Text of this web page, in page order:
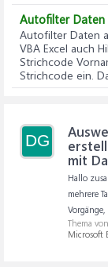
Autofilter Daten
Autofilter Daten
VBA Excel auch
Strichcode
Strichcode ein.
DG
mit
Hallo
mehrere
Vorgänge,
Thema
Microsoft